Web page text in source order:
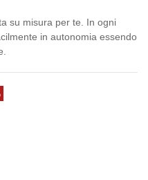
su misura per te. In ogni
in autonomia essendo